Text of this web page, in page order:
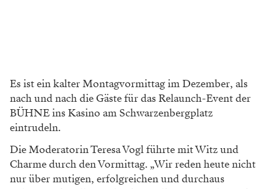
Es ist ein kalter Montagvormittag im Dezember, als
nach und nach die Gäste für das Relaunch-Event der
BÜHNE ins Kasino am Schwarzenbergplatz
eintrudeln.
Die Moderatorin Teresa Vogl führte mit Witz und
Charme durch den Vormittag. „Wir reden heute nicht
nur über mutigen, erfolgreichen und durchaus